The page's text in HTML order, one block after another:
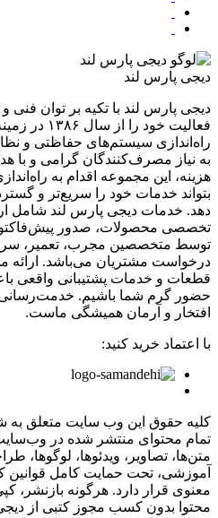
دیجی پارس لند
دیجی پارس لند با تکیه بر توان
فعالیت خود
راه‌اندازی سیستم‌های حفاظتی و
به نیاز مصرف‌کنندگان گرامی و
هزینه، این مجموعه اقدام به
بتواند خدمات خود را سریع‌تر و
دهد. خدمات دیجی پارس لند شامل
تخصصی محصولات، صدور پیش‌فاکتور
توسط متخصصین مجرب، تعمیر،
درخواست مشتریان می‌باشد. ارائه
قطعات و خدمات پشتیبانی واقعی
حضور گرم شما باشیم. خدمت‌رسانی
افتخار و آرمان همیشگی ماست.
با اعتماد خرید کنید:
کلیه حقوق این وب سایت متعلق
تمام محتوای منتشر شده در
متن‌ها، تصاویر، ویدئوها، لوگوها،
آموزشی، تحت حمایت کامل قوانین
معنوی قرار دارد. هرگونه بازنشر،
محتوا بدون کسب مجوز کتبی از